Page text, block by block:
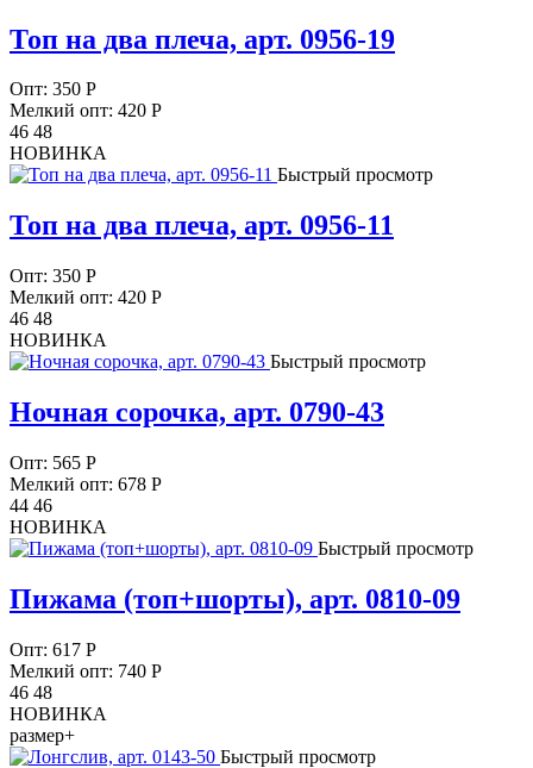
Топ на два плеча, арт. 0956-19
Опт: 350 Р
Мелкий опт: 420 Р
46 48
НОВИНКА
Быстрый просмотр
Топ на два плеча, арт. 0956-11
Опт: 350 Р
Мелкий опт: 420 Р
46 48
НОВИНКА
Быстрый просмотр
Ночная сорочка, арт. 0790-43
Опт: 565 Р
Мелкий опт: 678 Р
44 46
НОВИНКА
Быстрый просмотр
Пижама (топ+шорты), арт. 0810-09
Опт: 617 Р
Мелкий опт: 740 Р
46 48
НОВИНКА
размер+
Быстрый просмотр